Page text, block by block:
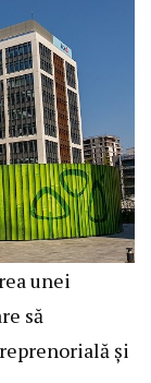
unei
să
și